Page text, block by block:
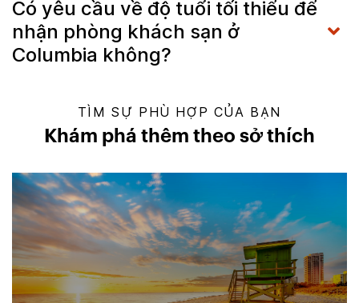
Có yêu cầu về độ tuổi tối thiểu để
nhận phòng khách sạn ở
Columbia không?
TÌM SỰ PHÙ HỢP CỦA BẠN
Khám phá thêm theo sở thích